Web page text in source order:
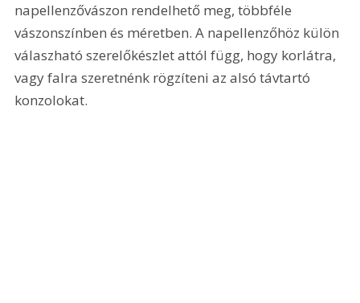
napellenzővászon rendelhető meg, többféle
vászonszínben és méretben. A napellenzőhöz külön
válaszható szerelőkészlet attól függ, hogy korlátra,
vagy falra szeretnénk rögzíteni az alsó távtartó
konzolokat.